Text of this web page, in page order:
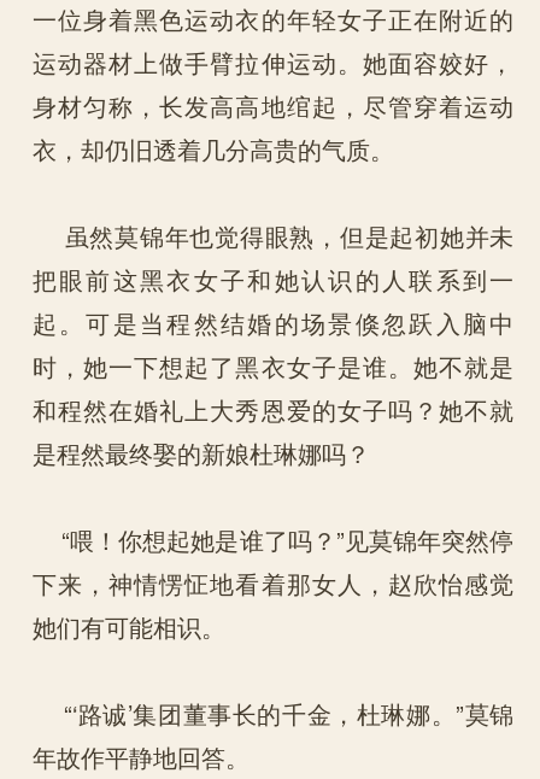
一位身着黑色运动衣的年轻女子正在附近的
运动器材上做手臂拉伸运动。她面容姣好，
身材匀称，长发高高地绾起，尽管穿着运动
衣，却仍旧透着几分高贵的气质。
虽然莫锦年也觉得眼熟，但是起初她并未
把眼前这黑衣女子和她认识的人联系到一
起。可是当程然结婚的场景倏忽跃入脑中
时，她一下想起了黑衣女子是谁。她不就是
和程然在婚礼上大秀恩爱的女子吗？她不就
是程然最终娶的新娘杜琳娜吗？
“喂！你想起她是谁了吗？”见莫锦年突然停
下来，神情愣怔地看着那女人，赵欣怡感觉
她们有可能相识。
“‘路诚’集团董事长的千金，杜琳娜。”莫锦
年故作平静地回答。